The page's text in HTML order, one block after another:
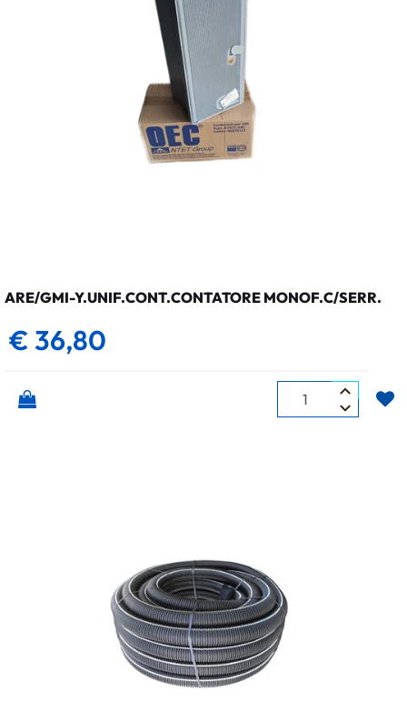
ARE/GMI-Y.UNIF.CONT.CONTATORE MONOF.C/SERR.
€ 36,80
Quantità